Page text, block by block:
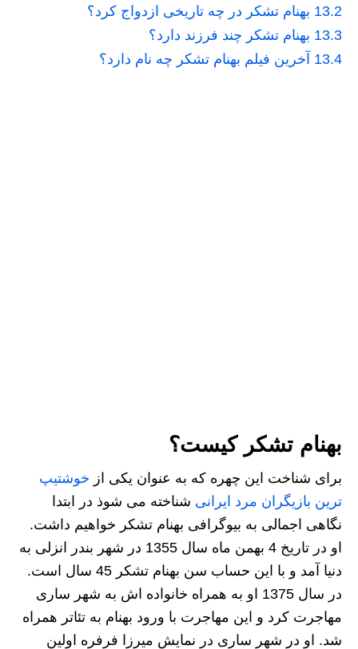
13.2 بهنام تشکر در چه تاریخی ازدواج کرد؟
13.3 بهنام تشکر چند فرزند دارد؟
13.4 آخرین فیلم بهنام تشکر چه نام دارد؟
بهنام تشکر کیست؟
برای شناخت این چهره که به عنوان یکی از خوشتیپ
ترین بازیگران مرد ایرانی شناخته می شوذ در ابتدا
نگاهی اجمالی به بیوگرافی بهنام تشکر خواهیم داشت.
او
در تاریخ 4 بهمن ماه سال 1355 در شهر بندر انزلی به
دنیا آمد و با این حساب سن بهنام تشکر 45 سال است.
در سال 1375 او به همراه خانواده اش به شهر ساری
مهاجرت کرد و این مهاجرت با ورود بهنام به تئاتر همراه
شد. او در شهر ساری در نمایش میرزا فرفره اولین